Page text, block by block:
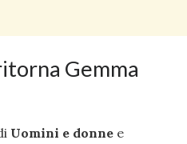
Gemma
Uomini e donne e